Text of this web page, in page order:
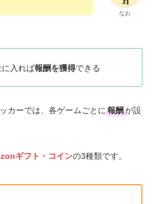
なお
入れば報酬を獲得できる
カーでは、各ゲームごとに 報酬が設
ギフト・コインの3種類です。